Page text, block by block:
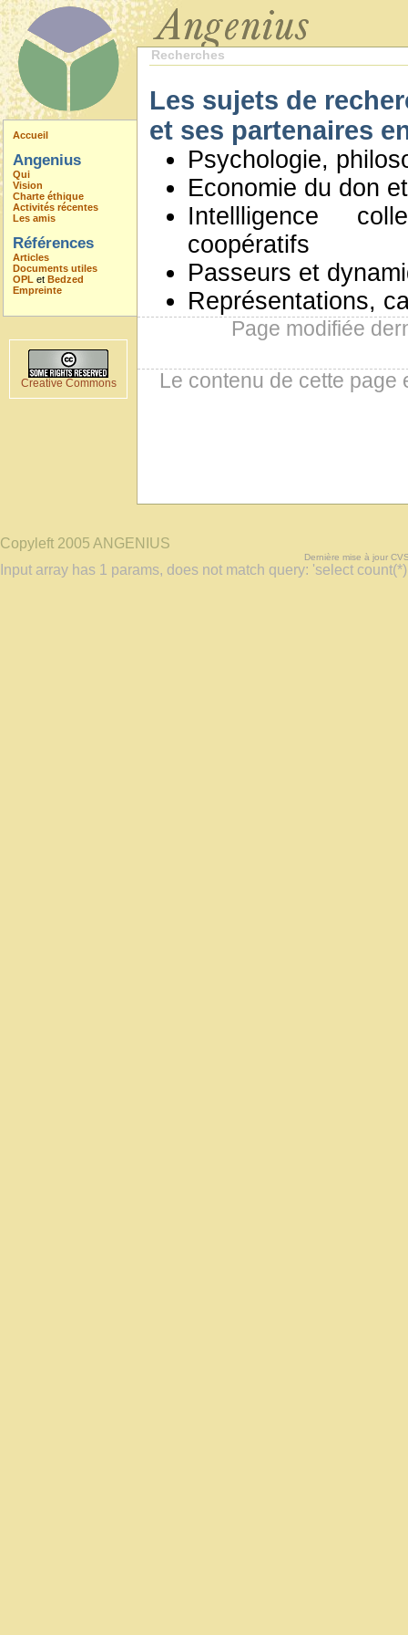
Accueil
Angenius
Qui
Vision
Charte éthique
Activités récentes
Les amis
Références
Articles
Documents utiles
OPL et Bedzed
Empreinte
Creative Commons
Recherches
Les sujets de
et ses partenaires
Psychologie,
Economie du don
Intellligence
coopératifs
Passeurs et
Représentations,
Page modifiée
Le contenu de cette
Copyleft 2005 ANGENIUS
Dernière mise à jour
Input array has 1 params, does not match query: 'select